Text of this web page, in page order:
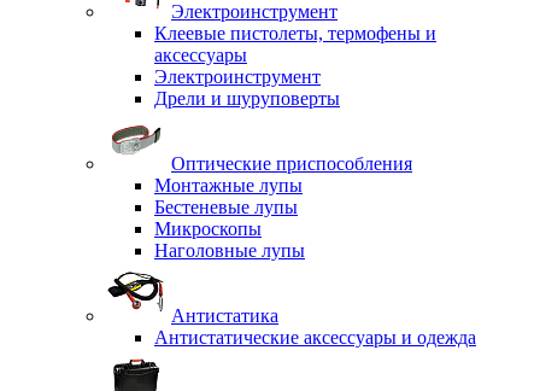
Электроинструмент
Клеевые пистолеты, термофены и
аксессуары
Электроинструмент
Дрели и шуруповерты
Оптические приспособления
Монтажные лупы
Бестеневые лупы
Микроскопы
Наголовные лупы
Антистатика
Антистатические аксессуары и одежда